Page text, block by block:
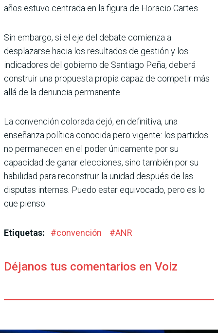
años estuvo centrada en la figura de Horacio Cartes.
Sin embargo, si el eje del debate comienza a
desplazarse hacia los resultados de gestión y los
indicadores del gobierno de Santiago Peña, deberá
construir una propuesta propia capaz de competir más
allá de la denuncia permanente.
La convención colorada dejó, en definitiva, una
enseñanza política conocida pero vigente: los partidos
no permanecen en el poder únicamente por su
capacidad de ganar elecciones, sino también por su
habilidad para reconstruir la unidad después de las
disputas internas. Puedo estar equivocado, pero es lo
que pienso.
Etiquetas: #convención #ANR
Déjanos tus comentarios en Voiz